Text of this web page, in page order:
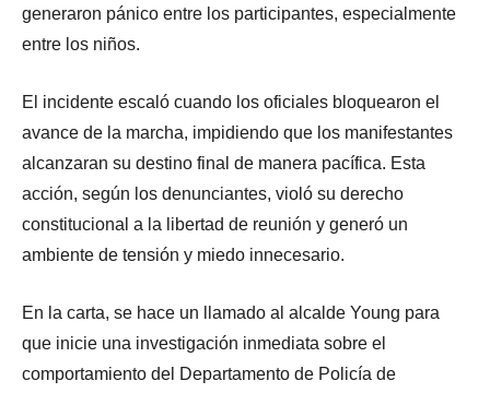
generaron pánico entre los participantes, especialmente
entre los niños.
El incidente escaló cuando los oficiales bloquearon el
avance de la marcha, impidiendo que los manifestantes
alcanzaran su destino final de manera pacífica. Esta
acción, según los denunciantes, violó su derecho
constitucional a la libertad de reunión y generó un
ambiente de tensión y miedo innecesario.
En la carta, se hace un llamado al alcalde Young para
que inicie una investigación inmediata sobre el
comportamiento del Departamento de Policía de